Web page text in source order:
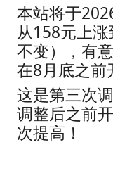
资源分类:☆视觉小
发布时间: 2026-06-
玩家评分: 9.0
本站将于
从158元上
不变），有
在8月底之前
这是第三次
调整后之前
次提高！